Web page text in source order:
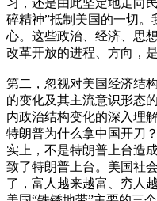
碎精神”抵制美国的一切
心。这些政治、经济、思
改革开放的进程、方向，
第二，忽视对美国经济结
的变化及其主流意识形态
内政治结构变化的深入理解
特朗普为什么拿中国开刀
实上，不是特朗普上台造
致了特朗普上台。美国社
了，富人越来越富、穷人